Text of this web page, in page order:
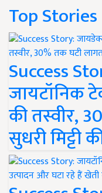
Top Stories
Success
जायटॉनिक
की तस्वीर,
सुधरी मिट्टी